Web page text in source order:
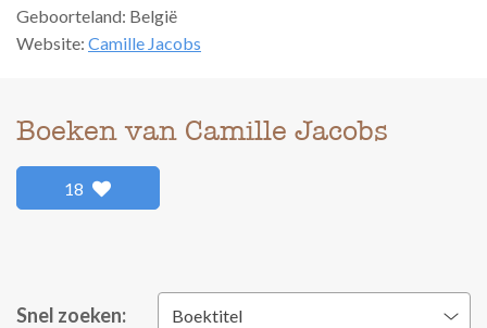
Geboorteland: België
Website: Camille Jacobs
Boeken van Camille Jacobs
18
Snel zoeken: Boektitel